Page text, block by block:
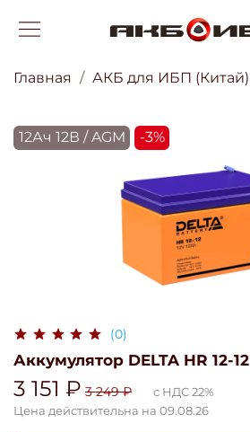
Главная АКБ для ИБП (Китай)
12Ач 12В / AGM -3%
(0)
Аккумулятор DELTA HR 12-12
3 151 ₽ 3 249 ₽
с НДС 22%
Цена действительна на 09.08.26